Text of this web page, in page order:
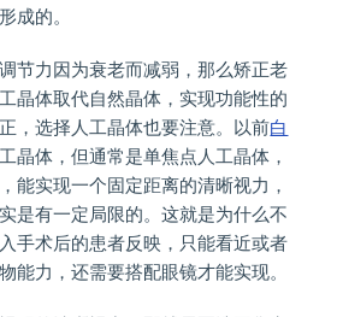
成的。
力因为衰老而减弱，那么矫正老
晶体取代自然晶体，实现功能性的
，选择人工晶体也要注意。以前白
晶体，但通常是单焦点人工晶体，
能实现一个固定距离的清晰视力，
是有一定局限的。这就是为什么不
手术后的患者反映，只能看近或者
能力，还需要搭配眼镜才能实现。